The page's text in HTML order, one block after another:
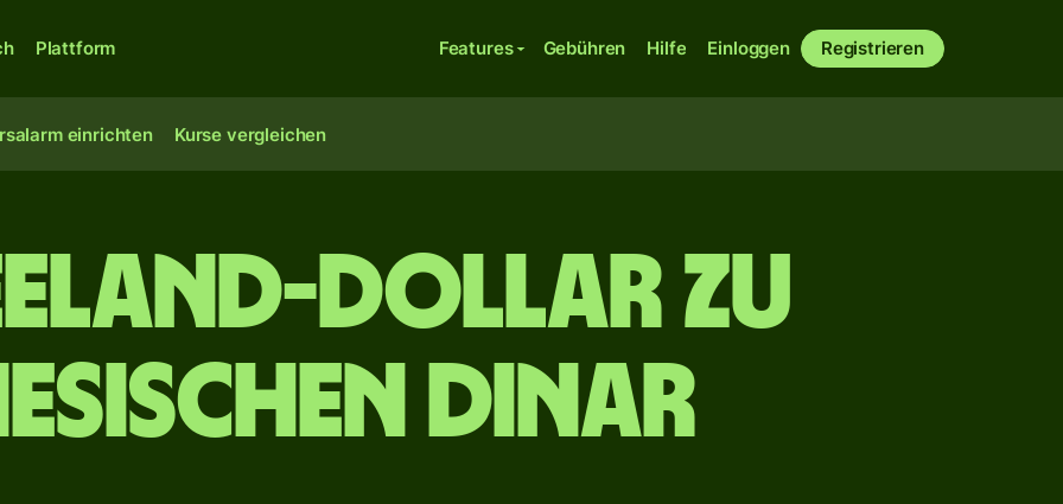
Plattform Features Gebühren Hilfe Einloggen Registrieren
einrichten Kurse vergleichen
Dollar zu
Dinar